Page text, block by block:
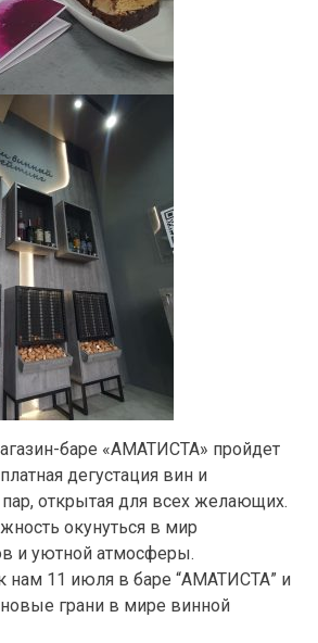
баре «АМАТИСТА» пройдет
дегустация вин и
пар, открытая для всех желающих.
окунуться в мир
и уютной атмосферы.
нам 11 июля в баре “АМАТИСТА” и
новые грани в мире винной